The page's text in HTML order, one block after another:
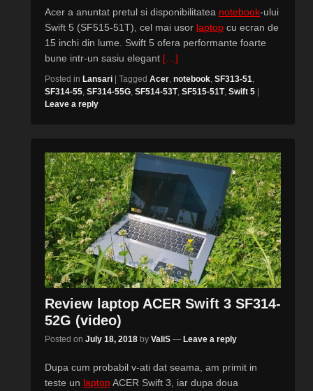
Acer a anuntat pretul si disponibilitatea notebook-ului
Swift 5 (SF515-51T), cel mai usor laptop cu ecran de
15 inchi din lume. Swift 5 ofera performante foarte
bune intr-un sasiu elegant […]
Posted in Lansari | Tagged Acer, notebook, SF313-51,
SF314-55, SF314-55G, SF514-53T, SF515-51T, Swift 5 |
Leave a reply
Review laptop ACER Swift 3 SF314-
52G (video)
Posted on July 18, 2018 by ValiS — Leave a reply
Dupa cum probabil v-ati dat seama, am primit in
teste un laptopACER Swift 3, iar dupa doua